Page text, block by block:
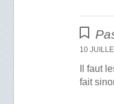
10
Il faut
fait